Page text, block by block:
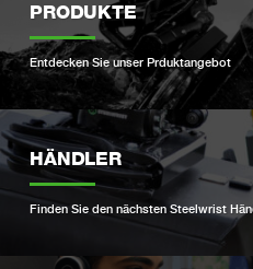
PRODUKTE
Entdecken Sie unser Prduktangebot
HÄNDLER
Finden Sie den nächsten Steelwrist